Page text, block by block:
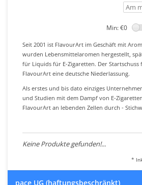
Min: €0
Seit 2001 ist FlavourArt im Geschäft mit
wurden Lebensmittelaromen hergestellt,
für Liquids für E-Zigaretten. Der Startschuss
FlavourArt eine deutsche Niederlassung.
Als erstes und bis dato einziges
und Studien mit dem Dampf von E-
FlavourArt an lebenden Zellen durch -
Keine Produkte gefunden!...
*
pace UG (haftungsbeschränkt)